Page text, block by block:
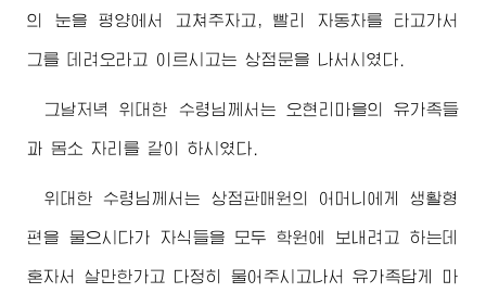
의 눈을 평양에서 고쳐주자고, 빨리 자동차를 타고가서
그를 데려오라고 이르시고는 상점문을 나서시였다.
그날저녁위대한 수령님께서 는 오현리마을의 유가족들
과 몸소 자리를 같이 하시였다.
위대한 수령님께서는 상점판매원의 어머니에게 생활형
편을 물으시다가 자식들을 모두 학원에 보내려고 하는데
혼자서 살만한가고 다정히 물어주시고나서 유가족답게 마